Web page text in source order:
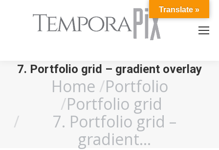
7. Portfolio grid – gradient overlay
You are here:Home Portfolio
Portfolio grid
7. Portfolio grid –
gradient…
Translate »